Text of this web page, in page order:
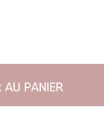
PANIER